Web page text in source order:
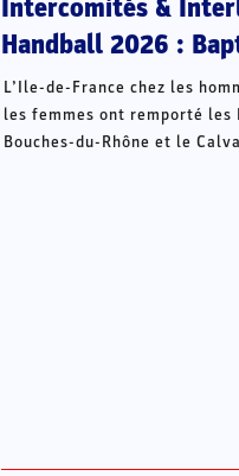
Intercomités &
Handball 2026 :
L’Ile-de-France chez les
les femmes ont remporté
Bouches-du-Rhône et le